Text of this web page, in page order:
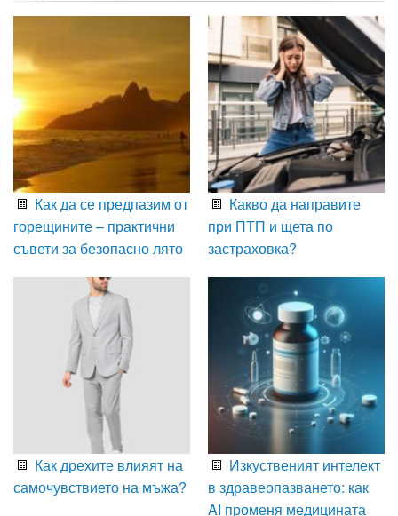
Как да се предпазим от
горещините – практични
съвети за безопасно лято
Какво да направите
при ПТП и щета по
застраховка?
Как дрехите влияят на
самочувствието на мъжа?
Изкуственият интелект
в здравеопазването: как
AI променя медицината